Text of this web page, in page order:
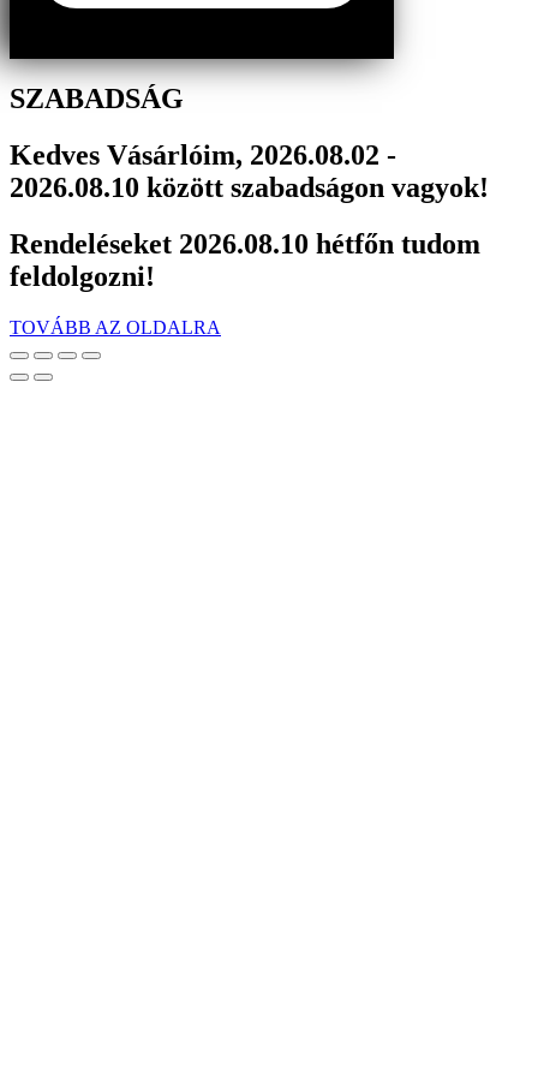
SZABADSÁG
Kedves Vásárlóim, 2026.08.02 -
2026.08.10 között szabadságon vagyok!
Rendeléseket 2026.08.10 hétfőn tudom
feldolgozni!
TOVÁBB AZ OLDALRA